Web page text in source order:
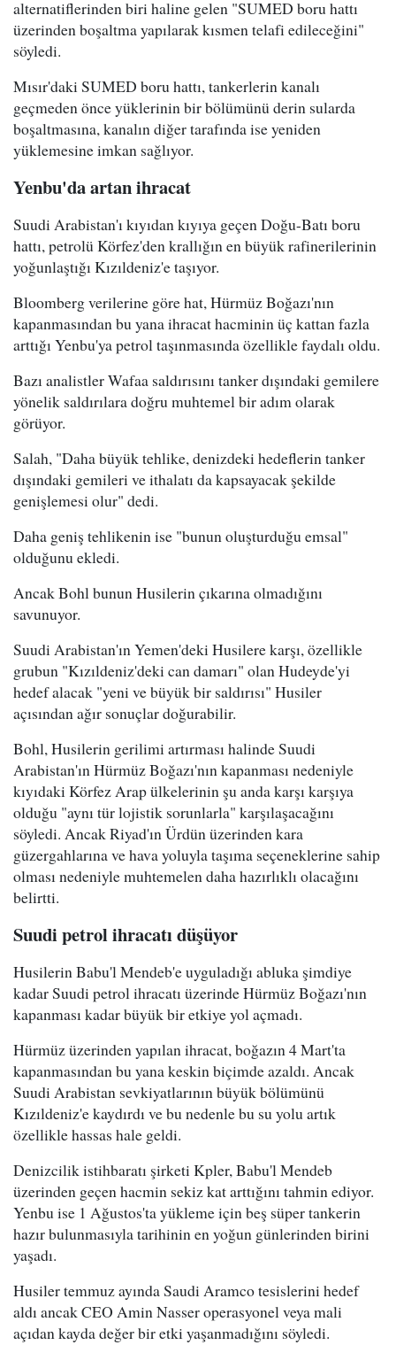
alternatiflerinden biri haline gelen "SUMED boru hattı
üzerinden boşaltma yapılarak kısmen telafi edileceğini"
söyledi.
Mısır'daki SUMED boru hattı, tankerlerin kanalı
geçmeden önce yüklerinin bir bölümünü derin sularda
boşaltmasına, kanalın diğer tarafında ise yeniden
yüklemesine imkan sağlıyor.
Yenbu'da artan ihracat
Suudi Arabistan'ı kıyıdan kıyıya geçen Doğu-Batı boru
hattı, petrolü Körfez'den krallığın en büyük rafinerilerinin
yoğunlaştığı Kızıldeniz'e taşıyor.
Bloomberg verilerine göre hat, Hürmüz Boğazı'nın
kapanmasından bu yana ihracat hacminin üç kattan fazla
arttığı Yenbu'ya petrol taşınmasında özellikle faydalı oldu.
Bazı analistler Wafaa saldırısını tanker dışındaki gemilere
yönelik saldırılara doğru muhtemel bir adım olarak
görüyor.
Salah, "Daha büyük tehlike, denizdeki hedeflerin tanker
dışındaki gemileri ve ithalatı da kapsayacak şekilde
genişlemesi olur" dedi.
Daha geniş tehlikenin ise "bunun oluşturduğu emsal"
olduğunu ekledi.
Ancak Bohl bunun Husilerin çıkarına olmadığını
savunuyor.
Suudi Arabistan'ın Yemen'deki Husilere karşı, özellikle
grubun "Kızıldeniz'deki can damarı" olan Hudeyde'yi
hedef alacak "yeni ve büyük bir saldırısı" Husiler
açısından ağır sonuçlar doğurabilir.
Bohl, Husilerin gerilimi artırması halinde Suudi
Arabistan'ın Hürmüz Boğazı'nın kapanması nedeniyle
kıyıdaki Körfez Arap ülkelerinin şu anda karşı karşıya
olduğu "aynı tür lojistik sorunlarla" karşılaşacağını
söyledi. Ancak Riyad'ın Ürdün üzerinden kara
güzergahlarına ve hava yoluyla taşıma seçeneklerine sahip
olması nedeniyle muhtemelen daha hazırlıklı olacağını
belirtti.
Suudi petrol ihracatı düşüyor
Husilerin Babu'l Mendeb'e uyguladığı abluka şimdiye
kadar Suudi petrol ihracatı üzerinde Hürmüz Boğazı'nın
kapanması kadar büyük bir etkiye yol açmadı.
Hürmüz üzerinden yapılan ihracat, boğazın 4 Mart'ta
kapanmasından bu yana keskin biçimde azaldı. Ancak
Suudi Arabistan sevkiyatlarının büyük bölümünü
Kızıldeniz'e kaydırdı ve bu nedenle bu su yolu artık
özellikle hassas hale geldi.
Denizcilik istihbaratı şirketi Kpler, Babu'l Mendeb
üzerinden geçen hacmin sekiz kat arttığını tahmin ediyor.
Yenbu ise 1 Ağustos'ta yükleme için beş süper tankerin
hazır bulunmasıyla tarihinin en yoğun günlerinden birini
yaşadı.
Husiler temmuz ayında Saudi Aramco tesislerini hedef
aldı ancak CEO Amin Nasser operasyonel veya mali
açıdan kayda değer bir etki yaşanmadığını söyledi.